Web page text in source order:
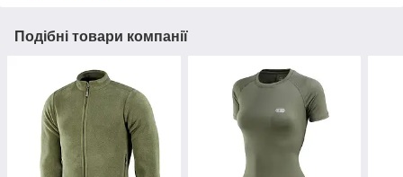
Подібні товари компанії